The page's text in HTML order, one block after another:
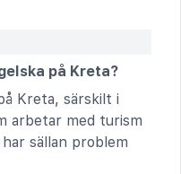
på Kreta?
Kreta, särskilt i
arbetar med turism
sällan problem